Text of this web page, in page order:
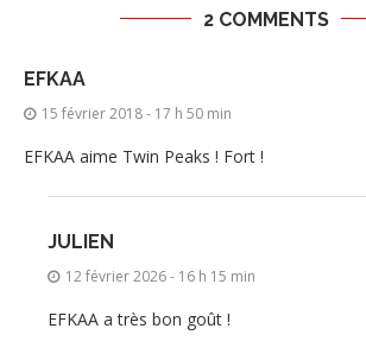
2 COMMENTS
EFKAA
15 février 2018 - 17 h 50 min
EFKAA aime Twin Peaks ! Fort !
JULIEN
12 février 2026 - 16 h 15 min
EFKAA a très bon goût !